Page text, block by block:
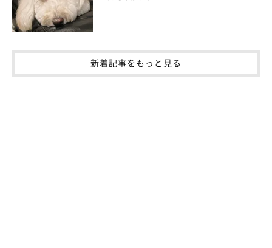
が、肺炎の症例すべてで見られるわけではありません。
新着記事をもっと見る